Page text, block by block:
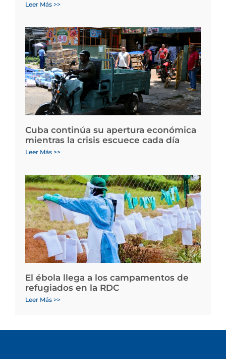
Leer Más >>
Cuba continúa su apertura económica
mientras la crisis escuece cada día
Leer Más >>
El ébola llega a los campamentos de
refugiados en la RDC
Leer Más >>